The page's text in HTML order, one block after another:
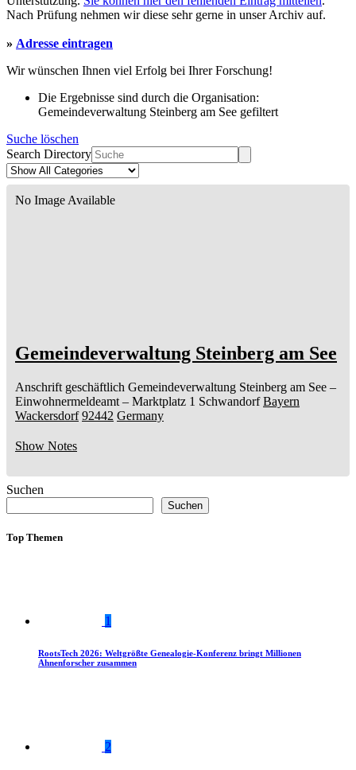
Nach Prüfung nehmen wir diese sehr gerne in unser Archiv auf.
» Adresse eintragen
Wir wünschen Ihnen viel Erfolg bei Ihrer Forschung!
Die Ergebnisse sind durch die Organisation:
Gemeindeverwaltung Steinberg am See gefiltert
Suche löschen
Search Directory
No Image Available
Gemeindeverwaltung Steinberg am See
Anschrift geschäftlich Gemeindeverwaltung Steinberg am See –
Einwohnermeldeamt – Marktplatz 1 Schwandorf Bayern
Wackersdorf 92442 Germany
Show Notes
Suchen
Suchen
Top Themen
1
RootsTech 2026: Weltgrößte Genealogie-Konferenz bringt Millionen
Ahnenforscher zusammen
2